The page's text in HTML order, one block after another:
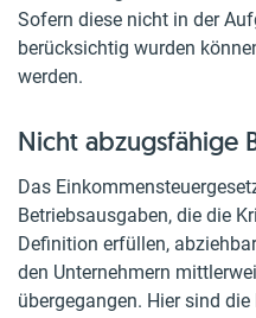
Sofern diese nicht in der
berücksichtig wurden
werden.
Nicht abzugsfähige
Das
Betriebsausgaben, die die
Definition erfüllen,
den Unternehmern
übergegangen. Hier sind